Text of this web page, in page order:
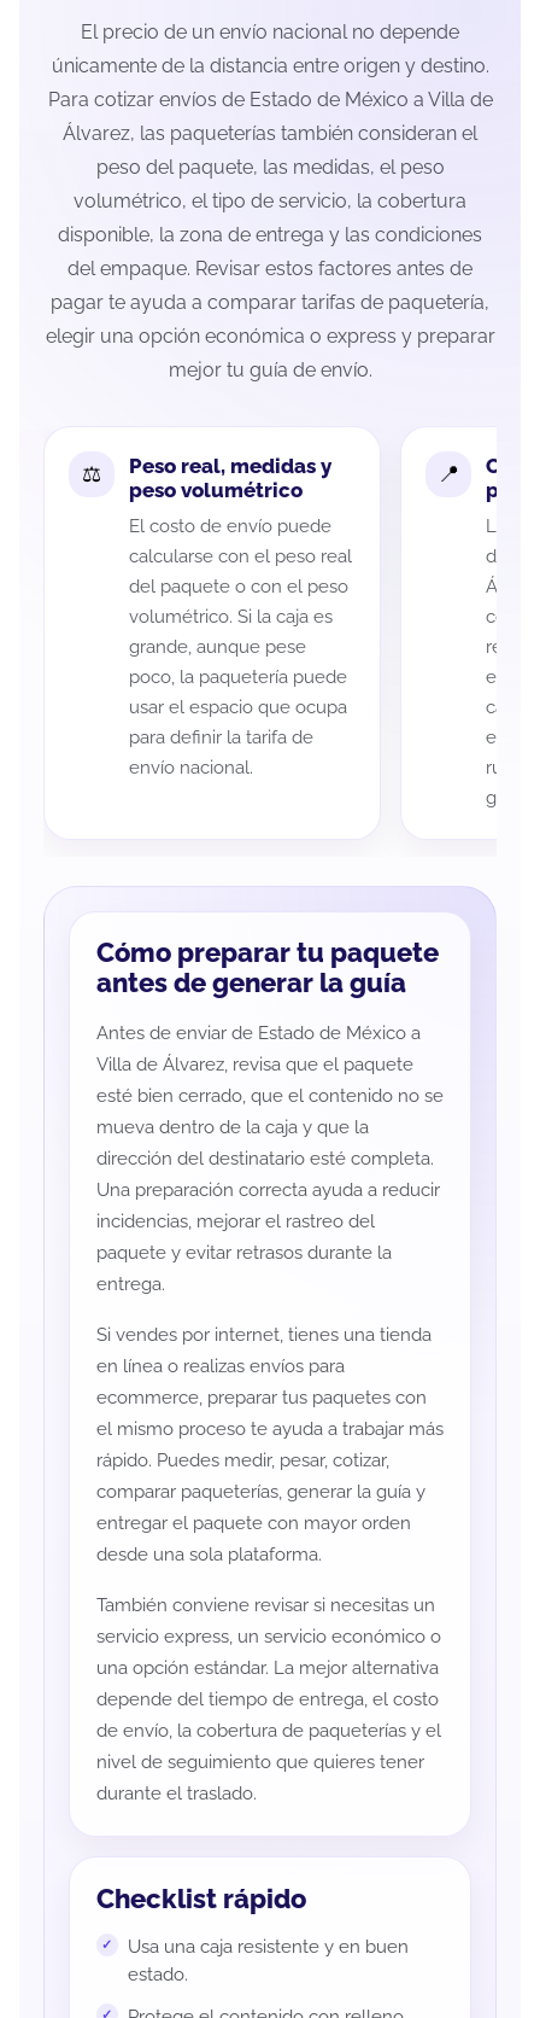
El precio de un envío nacional no depende
únicamente de la distancia entre origen y destino.
Para cotizar envíos de Estado de México a Villa de
Álvarez, las paqueterías también consideran el
peso del paquete, las medidas, el peso
volumétrico, el tipo de servicio, la cobertura
disponible, la zona de entrega y las condiciones
del empaque. Revisar estos factores antes de
pagar te ayuda a comparar tarifas de paquetería,
elegir una opción económica o express y preparar
mejor tu guía de envío.
Peso real, medidas y
peso volumétrico
El costo de envío puede
calcularse con el peso real
del paquete o con el peso
volumétrico. Si la caja es
grande, aunque pese
poco, la paquetería puede
usar el espacio que ocupa
para definir la tarifa de
envío nacional.
La
de
cada
es
ruta
guía
Cómo preparar tu paquete
antes de generar la guía
Antes de enviar de Estado de México a
Villa de Álvarez, revisa que el paquete
esté bien cerrado, que el contenido no se
mueva dentro de la caja y que la
dirección del destinatario esté completa.
Una preparación correcta ayuda a reducir
incidencias, mejorar el rastreo del
paquete y evitar retrasos durante la
entrega.
Si vendes por internet, tienes una tienda
en línea o realizas envíos para
ecommerce, preparar tus paquetes con
el mismo proceso te ayuda a trabajar más
rápido. Puedes medir, pesar, cotizar,
comparar paqueterías, generar la guía y
entregar el paquete con mayor orden
desde una sola plataforma.
También conviene revisar si necesitas un
servicio express, un servicio económico o
una opción estándar. La mejor alternativa
depende del tiempo de entrega, el costo
de envío, la cobertura de paqueterías y el
nivel de seguimiento que quieres tener
durante el traslado.
Checklist rápido
Usa una caja resistente y en buen
estado.